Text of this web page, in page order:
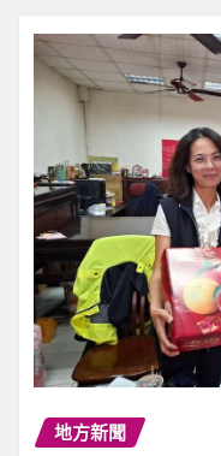
地方新聞